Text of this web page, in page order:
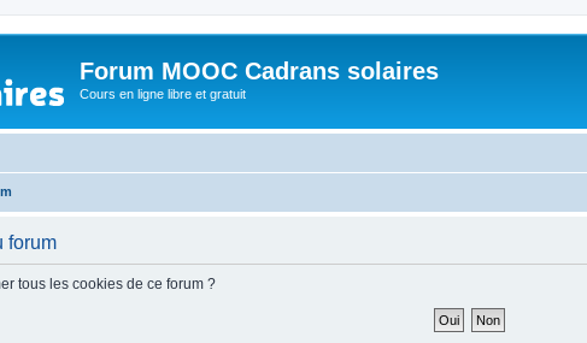
Forum MOOC Cadrans solaires
Cours en ligne libre et gratuit
forum
tous les cookies de ce forum ?